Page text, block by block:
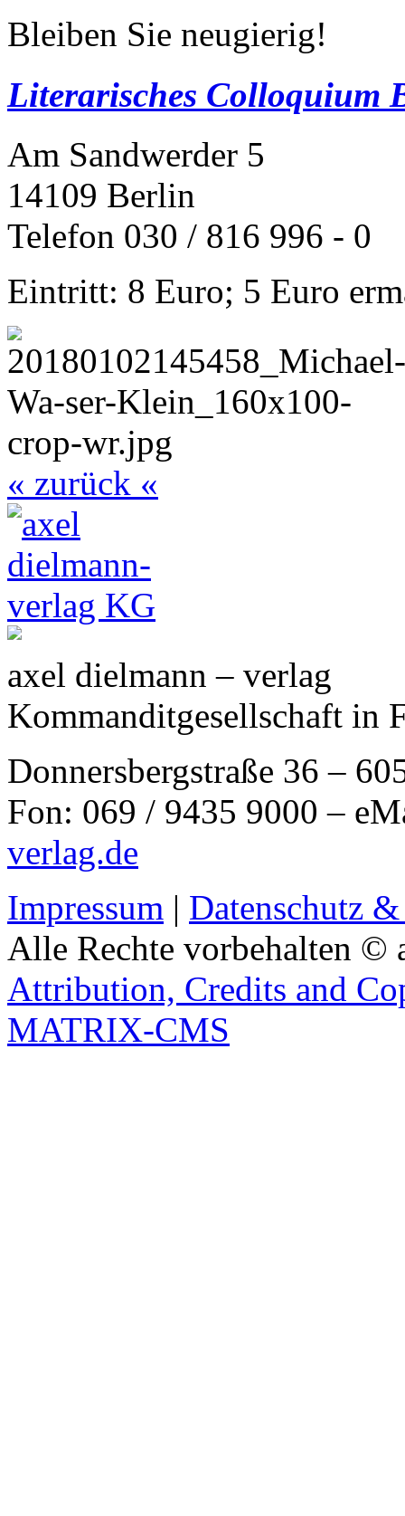
Bleiben Sie neugierig!
Literarisches Colloquium
Am Sandwerder 5
14109 Berlin
Telefon 030 / 816 996 - 0
Eintritt: 8 Euro; 5 Euro
« zurück «
axel dielmann – verlag
Kommanditgesellschaft in
Donnersbergstraße 36 –
Fon: 069 / 9435 9000 –
verlag.de
Impressum | Datenschutz
Alle Rechte vorbehalten ©
Attribution, Credits and
MATRIX-CMS